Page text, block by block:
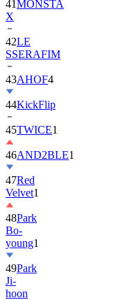
41 MONSTA
X
42LE
SSERAFIM
43AHOF4
44KickFlip
45TWICE1
46AND2BLE1
47Red
Velvet1
48Park
Bo-
young1
49Park
Ji-
hoon